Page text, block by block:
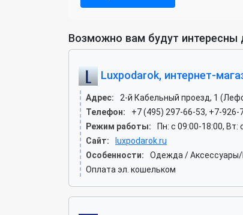
Возможно вам будут интересны
Luxpodarok, интернет-
Адрес:
2-й Кабельный проезд, 1
Телефон:
+7 (495) 297-66-53, +7-926-
Режим работы:
Пн: c 09:00-18:00, Вт:
Сайт:
luxpodarok.ru
Особенности:
Одежда / Аксессуары/
Оплата эл. кошельком